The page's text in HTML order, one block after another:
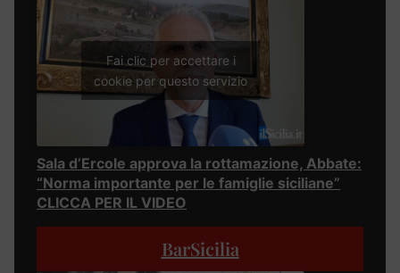
Fai clic per accettare i
cookie per questo servizio
Sala d’Ercole approva la rottamazione, Abbate:
“Norma importante per le famiglie siciliane”
CLICCA PER IL VIDEO
BarSicilia